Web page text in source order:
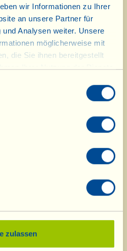
wir Informationen zu Ihrer
an unsere Partner für
Analysen weiter. Unsere
möglicherweise mit
die Sie ihnen bereitgestellt
Ihrer Nutzung der Dienste
zulassen
57 Monate auf der
sowie der
Cuvée Rosé 2020.
Riserva
den Mai- Nachrichten